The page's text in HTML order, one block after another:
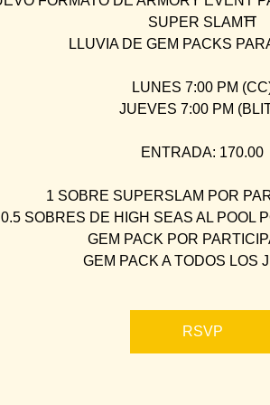
SUPER SLAM⛩
LLUVIA DE GEM PACKS
LUNES 7:00 PM
JUEVES 7:00 PM
ENTRADA: 170.00
1 SOBRE SUPERSLAM POR
0.5 SOBRES DE HIGH SEAS AL POOL
GEM PACK POR
GEM PACK A TODOS LOS
RSVP